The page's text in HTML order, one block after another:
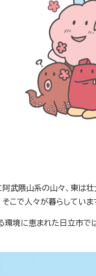
阿武隈山系の山々、東は
こで人々が暮らしていま
環境に恵まれた日立市で